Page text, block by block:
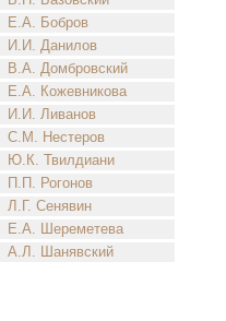
Е.А. Бобров
И.И. Данилов
В.А. Домбровский
Е.А. Кожевникова
И.И. Ливанов
С.М. Нестеров
Ю.К. Твилдиани
П.П. Рогонов
Л.Г. Сенявин
Е.А. Шереметева
А.Л. Шанявский